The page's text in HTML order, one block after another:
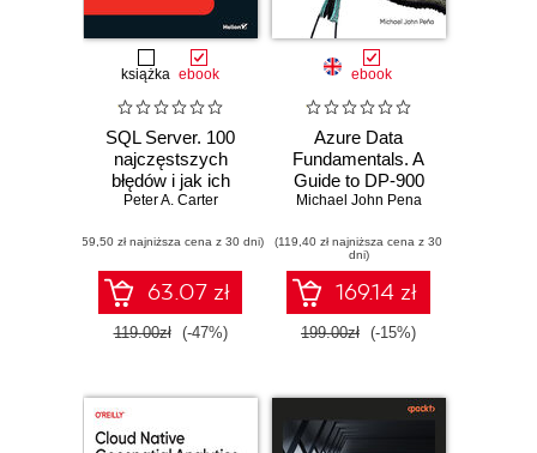
książka ebook
SQL Server. 100
najczęstszych
błędów i jak ich
skutecznie unikać
Peter A. Carter
(59,50 zł najniższa cena z 30 dni)
63.07 zł
119.00zł (-47%)
ebook
Azure Data
Fundamentals. A
Guide to DP-900
Certification and
Michael John Pena
(119,40 zł najniższa cena z 30
dni)
169.14 zł
199.00zł (-15%)